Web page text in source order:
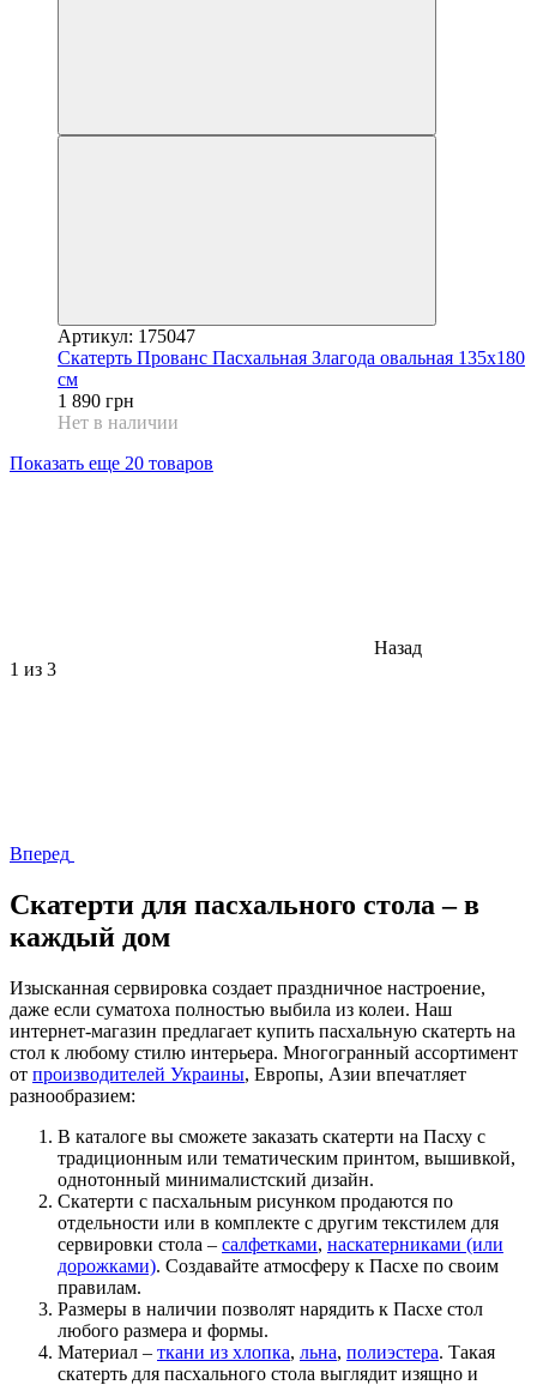
Артикул: 175047
Скатерть Прованс Пасхальная Злагода овальная 135х180
см
1 890 грн
Нет в наличии
Показать еще 20 товаров
Назад
1 из 3
Вперед
Скатерти для пасхального стола – в
каждый дом
Изысканная сервировка создает праздничное настроение,
даже если суматоха полностью выбила из колеи. Наш
интернет-магазин предлагает купить пасхальную скатерть на
стол к любому стилю интерьера. Многогранный ассортимент
от производителей Украины, Европы, Азии впечатляет
разнообразием:
В каталоге вы сможете заказать скатерти на Пасху с
традиционным или тематическим принтом, вышивкой,
однотонный минималистский дизайн.
Скатерти с пасхальным рисунком продаются по
отдельности или в комплекте с другим текстилем для
сервировки стола – салфетками, наскатерниками (или
дорожками). Создавайте атмосферу к Пасхе по своим
правилам.
Размеры в наличии позволят нарядить к Пасхе стол
любого размера и формы.
Материал – ткани из хлопка, льна, полиэстера. Такая
скатерть для пасхального стола выглядит изящно и